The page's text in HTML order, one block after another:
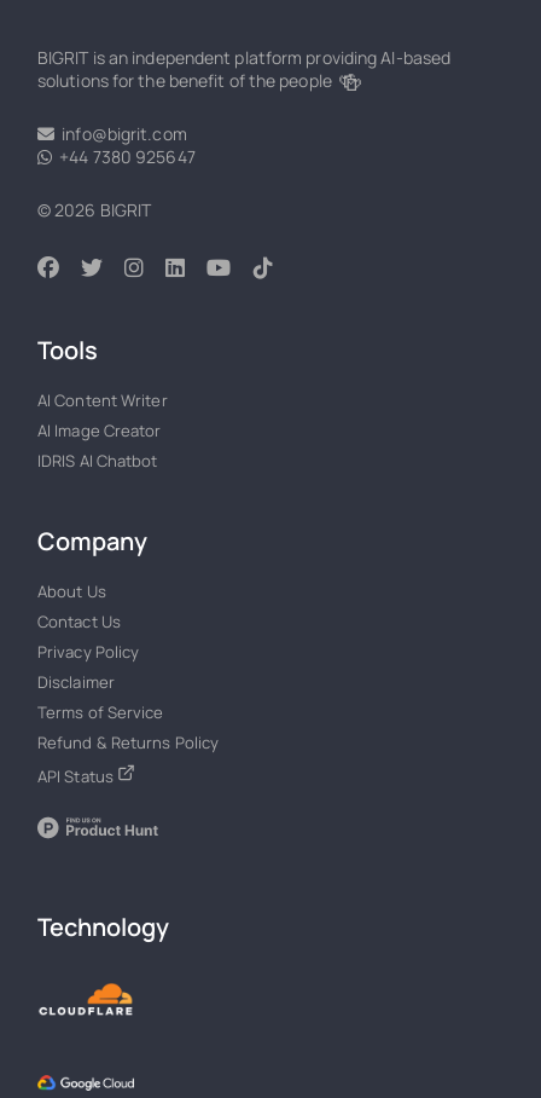
BIGRIT is an independent platform providing AI-based
solutions for the benefit of the people 🍻
info@bigrit.com
+44 7380 925647
© 2026 BIGRIT
Tools
AI Content Writer
AI Image Creator
IDRIS AI Chatbot
Company
About Us
Contact Us
Privacy Policy
Disclaimer
Terms of Service
Refund & Returns Policy
API Status
Technology